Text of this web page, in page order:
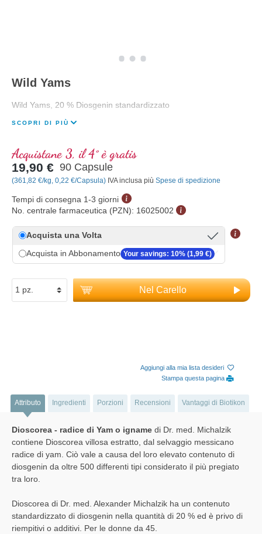
Wild Yams
Wild Yams, 20 % Diosgenin standardizzato
SCOPRI DI PIÙ
Acquistane 3, il 4° è gratis
19,90 € 90 Capsule
(361,82 €/kg, 0,22 €/Capsula) IVA inclusa più Spese di spedizione
Tempi di consegna 1-3 giorni
No. centrale farmaceutica (PZN): 16025002
Acquista una Volta
Acquista in Abbonamento Your savings: 10% (1,99 €)
Nel Carello
Aggiungi alla mia lista desideri
Stampa questa pagina
Attributo Ingredienti Porzioni Recensioni Vantaggi di Biotikon
Dioscorea - radice di Yam o igname di Dr. med. Michalzik
contiene Dioscorea villosa estratto, dal selvaggio messicano
radice di yam. Ciò vale a causa del loro elevato contenuto di
diosgenin da oltre 500 differenti tipi considerato il più pregiato
tra loro.
Dioscorea di Dr. med. Alexander Michalzik ha un contenuto
standardizzato di diosgenin nella quantità di 20 % ed è privo di
riempitivi o additivi. Per le donne da 45.